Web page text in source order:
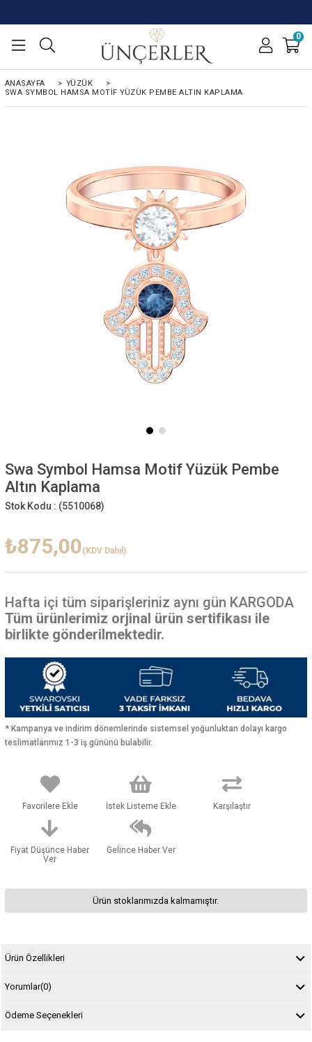
0
ANASAYFA > YÜZÜK
>
SWA SYMBOL HAMSA MOTIF YÜZÜK PEMBE ALTIN KAPLAMA
Swa Symbol Hamsa Motif Yüzük Pembe
Altın Kaplama
Stok Kodu : (5510068)
₺875,00 (KDV Dahil)
Hafta içi tüm siparişleriniz aynı gün KARGODA
Tüm ürünlerimiz orjinal ürün sertifikası ile
birlikte gönderilmektedir.
* Kampanya ve indirim dönemlerinde sistemsel yoğunluktan dolayı kargo
teslimatlarımız 1-3 iş gününü bulabilir.
Favorilere Ekle İstek Listeme Ekle Karşılaştır
Fiyat Düşünce Haber
Ver
Gelince Haber Ver
Ürün stoklarımızda kalmamıştır.
Ürün Özellikleri
Yorumlar(0)
Ödeme Seçenekleri